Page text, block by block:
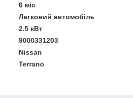
6 міс
Легковий автомобіль
2.5 кВт
9000331203
Nissan
Terrano